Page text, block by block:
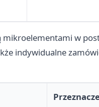
w
indywidualne